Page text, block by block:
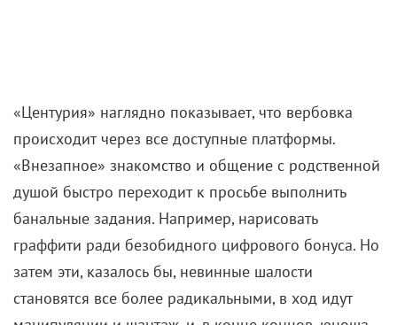
«Центурия» наглядно показывает, что вербовка
происходит через все доступные платформы.
«Внезапное» знакомство и общение с родственной
душой быстро переходит к просьбе выполнить
банальные задания. Например, нарисовать
граффити ради безобидного цифрового бонуса. Но
затем эти, казалось бы, невинные шалости
становятся все более радикальными, в ход идут